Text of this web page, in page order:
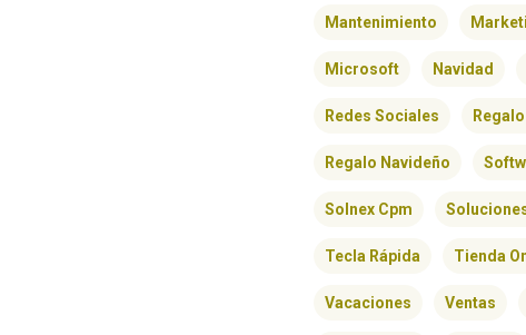
Mantenimiento
Microsoft Navidad
Redes Sociales
Regalo Navideño
Solnex Cpm
Tecla Rápida Tienda
Vacaciones Ventas